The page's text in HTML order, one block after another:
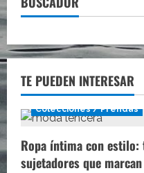
tu
almohada
TE PUEDEN INTERESAR
Colecciones / Prendas
Ropa íntima con estilo:
sujetadores que